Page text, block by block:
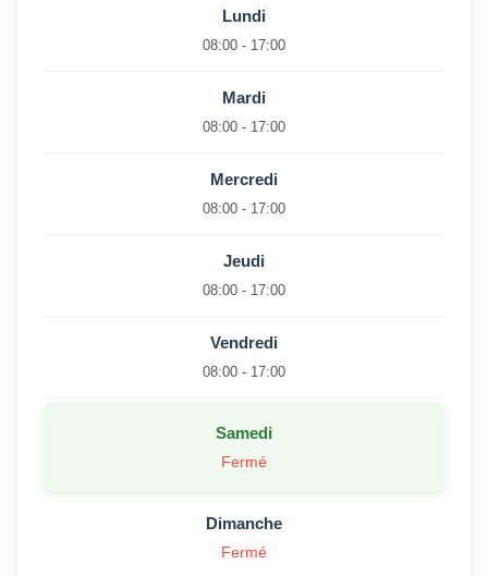
Lundi
08:00 - 17:00
Mardi
08:00 - 17:00
Mercredi
08:00 - 17:00
Jeudi
08:00 - 17:00
Vendredi
08:00 - 17:00
Samedi
Fermé
Dimanche
Fermé